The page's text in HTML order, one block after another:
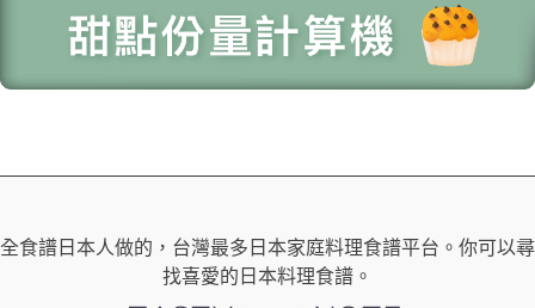
全食譜日本人做的，台灣最多日本家庭料理食譜平台。你可以尋
找喜愛的日本料理食譜。